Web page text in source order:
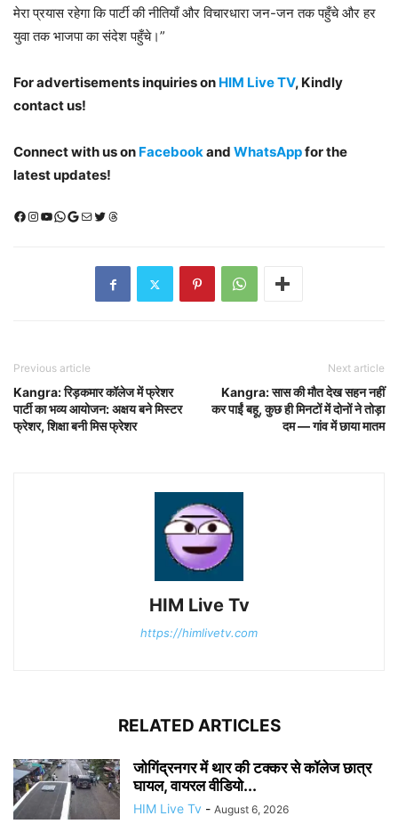
मेरा प्रयास रहेगा कि पार्टी की नीतियाँ और विचारधारा जन-जन तक पहुँचे और हर
युवा तक भाजपा का संदेश पहुँचे।”
For advertisements inquiries on HIM Live TV, Kindly
contact us!
Connect with us on Facebookand WhatsAppfor the
latest updates!
Facebook
Instagram
YouTube
WhatsApp
Google
MailX (Twitter)
Threads
Previous article
Kangra: रिड़कमार कॉलेज में फ्रेशर
पार्टी का भव्य आयोजन: अक्षय बने मिस्टर
फ्रेशर, शिक्षा बनी मिस फ्रेशर
Next article
Kangra: सास की मौत देख सहन नहीं
कर पाईं बहू, कुछ ही मिनटों में दोनों ने तोड़ा
दम — गांव में छाया मातम
HIM Live Tv
https://himlivetv.com
RELATED ARTICLES
जोगिंद्रनगर में थार की टक्कर से कॉलेज छात्र
घायल, वायरल वीडियो...
HIM Live Tv - August 6, 2026